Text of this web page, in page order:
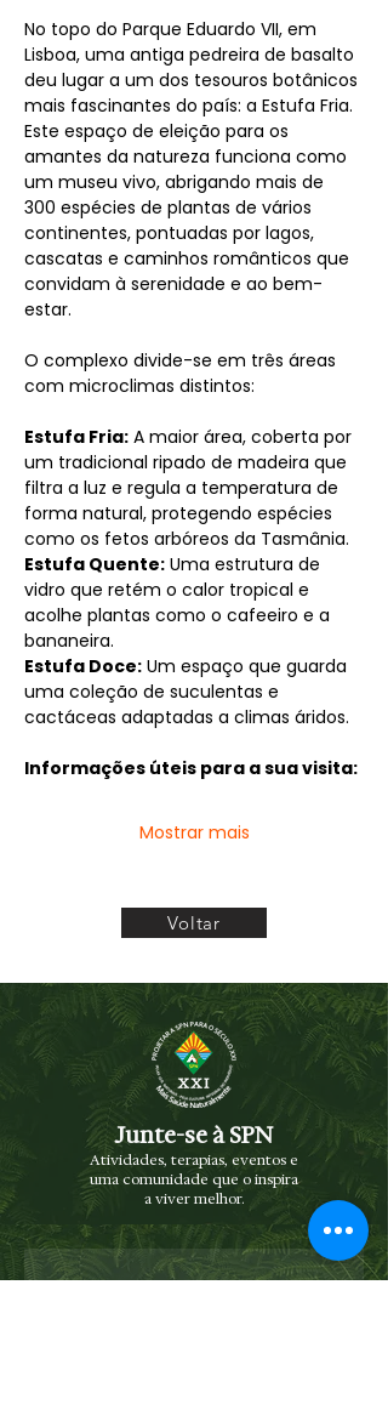
No topo do Parque Eduardo VII, em
Lisboa, uma antiga pedreira de basalto
deu lugar a um dos tesouros botânicos
mais fascinantes do país: a Estufa Fria.
Este espaço de eleição para os
amantes da natureza funciona como
um museu vivo, abrigando mais de
300 espécies de plantas de vários
continentes, pontuadas por lagos,
cascatas e caminhos românticos que
convidam à serenidade e ao bem-
estar.
O complexo divide-se em três áreas
com microclimas distintos:
Estufa Fria: A maior área, coberta por
um tradicional ripado de madeira que
filtra a luz e regula a temperatura de
forma natural, protegendo espécies
como os fetos arbóreos da Tasmânia.
Estufa Quente: Uma estrutura de
vidro que retém o calor tropical e
acolhe plantas como o cafeeiro e a
bananeira.
Estufa Doce: Um espaço que guarda
uma coleção de suculentas e
cactáceas adaptadas a climas áridos.
Informações úteis para a sua visita:
Mostrar mais
Voltar
Junte-se à SPN
Atividades, terapias, eventos e
uma comunidade que o inspira
a viver melhor.
NEWSLETTER